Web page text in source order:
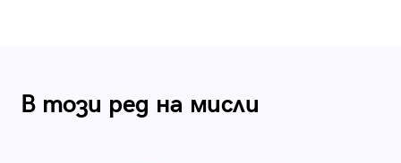
В този ред на мисли